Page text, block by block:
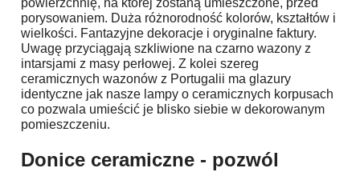
powierzchnię, na której zostaną umieszczone, przed
porysowaniem. Duża różnorodność kolorów, kształtów i
wielkości. Fantazyjne dekoracje i oryginalne faktury.
Uwagę przyciągają szkliwione na czarno wazony z
intarsjami z masy perłowej. Z kolei szereg
ceramicznych wazonów z Portugalii ma glazury
identyczne jak nasze lampy o ceramicznych korpusach
co pozwala umieścić je blisko siebie w dekorowanym
pomieszczeniu.
Donice ceramiczne - pozwól